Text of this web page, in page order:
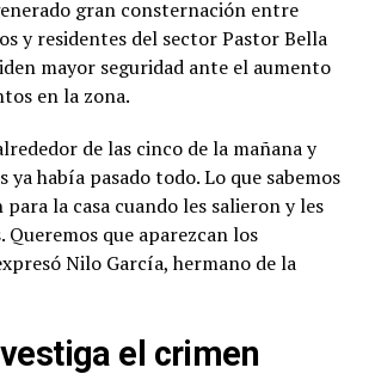
gran consternación entre
y residentes del sector Pastor Bella
mayor seguridad ante el aumento
en la zona.
de las cinco de la mañana y
ya había pasado todo. Lo que sabemos
para la casa cuando les salieron y les
que aparezcan los
Nilo García, hermano de la
el crimen